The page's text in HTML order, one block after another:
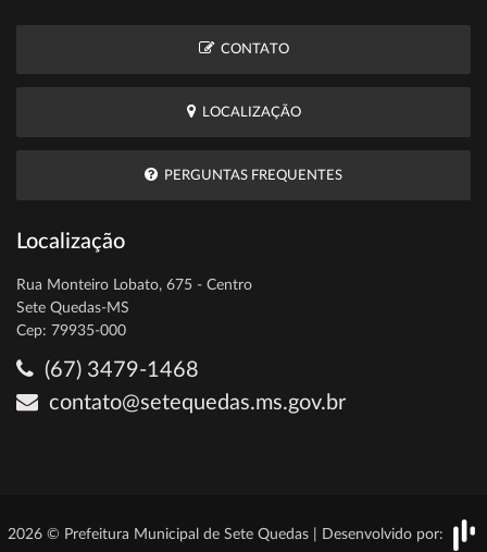
CONTATO
LOCALIZAÇÃO
PERGUNTAS FREQUENTES
Localização
Rua Monteiro Lobato, 675 - Centro
Sete Quedas-MS
Cep: 79935-000
(67) 3479-1468
contato@setequedas.ms.gov.br
2026 © Prefeitura Municipal de Sete Quedas | Desenvolvido por: